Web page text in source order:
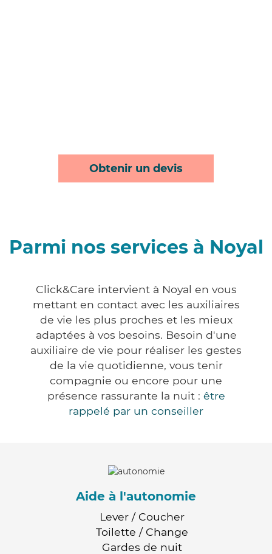
Obtenir un devis
Parmi nos services à Noyal
Click&Care intervient à Noyal en vous
mettant en contact avec les auxiliaires
de vie les plus proches et les mieux
adaptées à vos besoins. Besoin d'une
auxiliaire de vie pour réaliser les gestes
de la vie quotidienne, vous tenir
compagnie ou encore pour une
présence rassurante la nuit : être
rappelé par un conseiller
Aide à l'autonomie
Lever / Coucher
Toilette / Change
Gardes de nuit